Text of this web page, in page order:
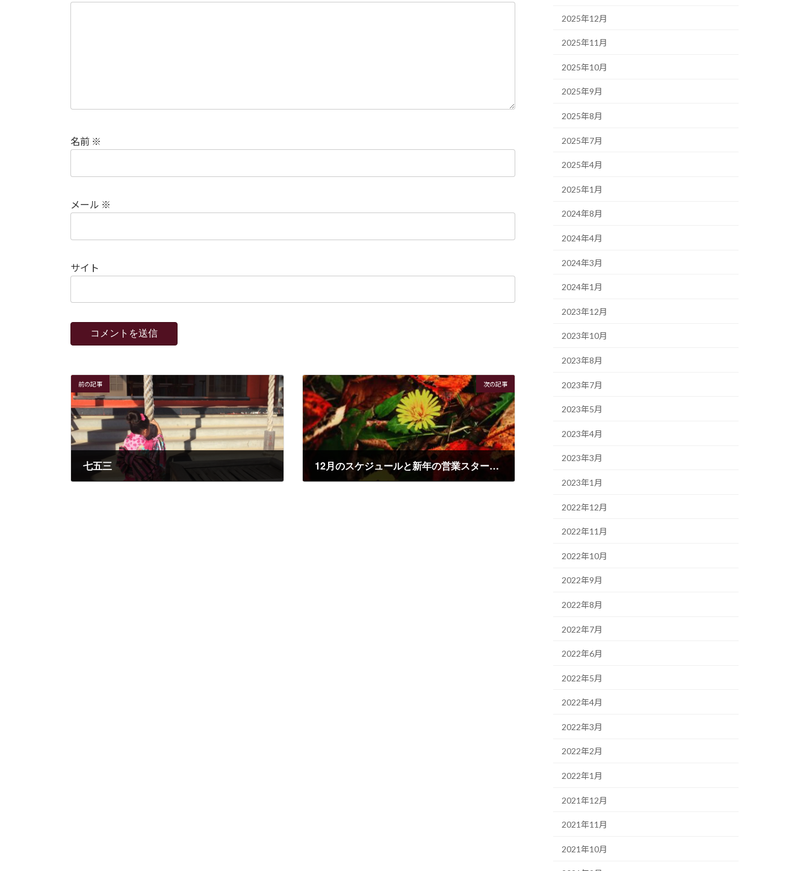
名前 ※
メール ※
サイト
前の記事
七五三
次の記事
12月のスケジュールと新年の営業スタートは？
2025年12月
2025年11月
2025年10月
2025年9月
2025年8月
2025年7月
2025年4月
2025年1月
2024年8月
2024年4月
2024年3月
2024年1月
2023年12月
2023年10月
2023年8月
2023年7月
2023年5月
2023年4月
2023年3月
2023年1月
2022年12月
2022年11月
2022年10月
2022年9月
2022年8月
2022年7月
2022年6月
2022年5月
2022年4月
2022年3月
2022年2月
2022年1月
2021年12月
2021年11月
2021年10月